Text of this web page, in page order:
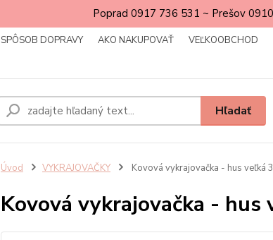
Poprad 0917 736 531 ~ Prešov
SPÔSOB DOPRAVY AKO NAKUPOVAŤ
VEĽKOOBCHOD
Hľadať
Úvod VYKRAJOVAČKY Kovová vykrajovačka - hus veľká
Kovová vykrajovačka - hus